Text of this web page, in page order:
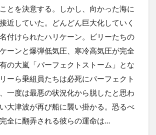
とを決意する。しかし、向かった海に
近していた。どんどん巨大化していく
名付けられたハリケーン。ビリーたちの
ーンと爆弾低気圧、寒冷高気圧が完全
の大嵐「パーフェクトストーム」とな
ーら乗組員たちは必死にパーフェクト
一度は最悪の状況化から脱したと思わ
大津波が再び船に襲い掛かる。恐るべ
全に翻弄される彼らの運命は…